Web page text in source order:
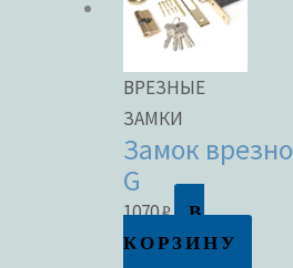
ВРЕЗНЫЕ
ЗАМКИ
Замок
G
1070₽
В
КОРЗИНУ